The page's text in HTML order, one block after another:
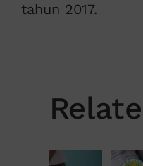
tahun 2017.